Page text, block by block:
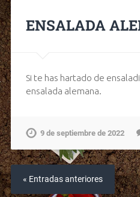
ENSALADA
Si te has hartado de
ensalada alemana.
9 de septiembre de 2022
« Entradas anteriores